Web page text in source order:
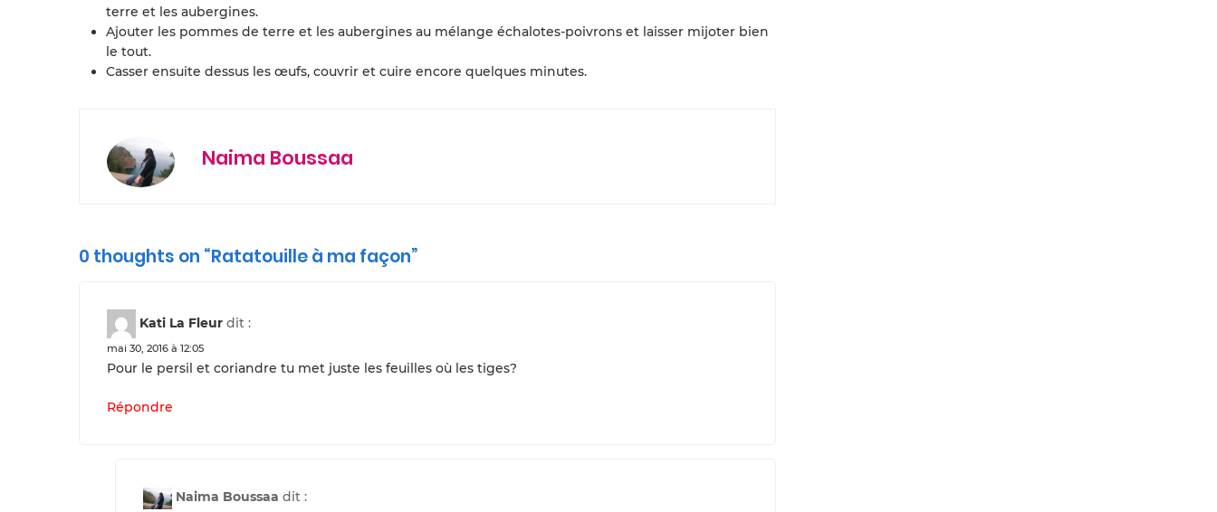
terre et les aubergines.
Ajouter les pommes de terre et les aubergines au mélange échalotes-poivrons et laisser mijoter bien
le tout.
Casser ensuite dessus les œufs, couvrir et cuire encore quelques minutes.
Naima Boussaa
0 thoughts on “Ratatouille à ma façon”
Kati La Fleur dit :
mai 30, 2016 à 12:05
Pour le persil et coriandre tu met juste les feuilles où les tiges?
Répondre
Naima Boussaa dit :